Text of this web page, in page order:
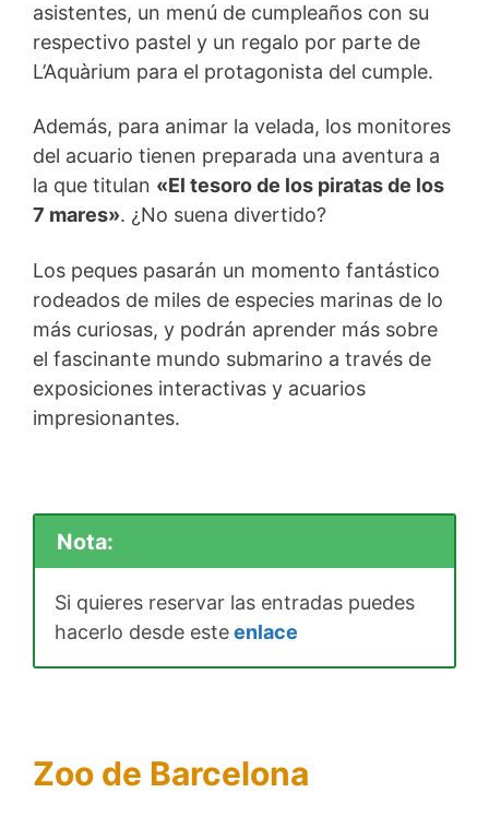
asistentes, un menú de cumpleaños con su
respectivo pastel y un regalo por parte de
L’Aquàrium para el protagonista del cumple.
Además, para animar la velada, los monitores
del acuario tienen preparada una aventura a
la que titulan «El tesoro de los piratas de los
7 mares». ¿No suena divertido?
Los peques pasarán un momento fantástico
rodeados de miles de especies marinas de lo
más curiosas, y podrán aprender más sobre
el fascinante mundo submarino a través de
exposiciones interactivas y acuarios
impresionantes.
Nota:
Si quieres reservar las entradas puedes
hacerlo desde esteenlace
Zoo de Barcelona